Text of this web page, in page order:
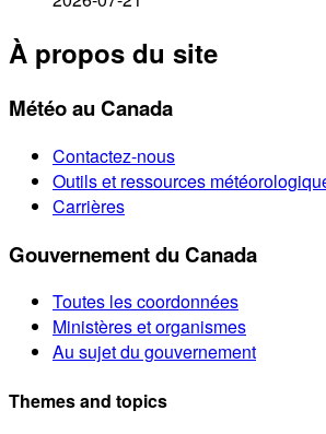
À propos du site
Météo au Canada
Contactez-nous
Outils et ressources
Carrières
Gouvernement du Canada
Toutes les coordonnées
Ministères et organismes
Au sujet du gouvernement
Themes and topics